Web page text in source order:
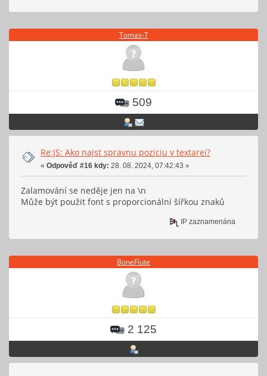
Tomas-T
509
Re:JS: Ako najst spravnu poziciu v textarei?
« Odpověď #16 kdy: 28. 08. 2024, 07:42:43 »
Zalamování se neděje jen na \n
Může být použit font s proporcionální šířkou znaků
IP zaznamenána
BoneFlute
2 125